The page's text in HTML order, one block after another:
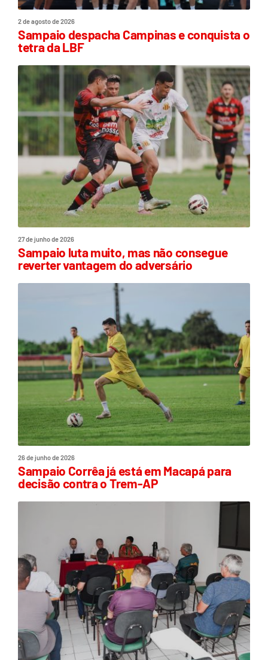
2 de agosto de 2026
Sampaio despacha Campinas e conquista o
tetra da LBF
27 de junho de 2026
Sampaio luta muito, mas não consegue
reverter vantagem do adversário
26 de junho de 2026
Sampaio Corrêa já está em Macapá para
decisão contra o Trem-AP